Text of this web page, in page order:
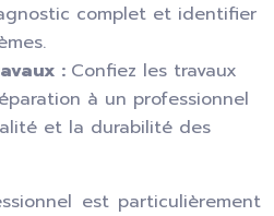
complet et identifier
: Confiez les travaux
à un professionnel
et la durabilité des
est particulièrement